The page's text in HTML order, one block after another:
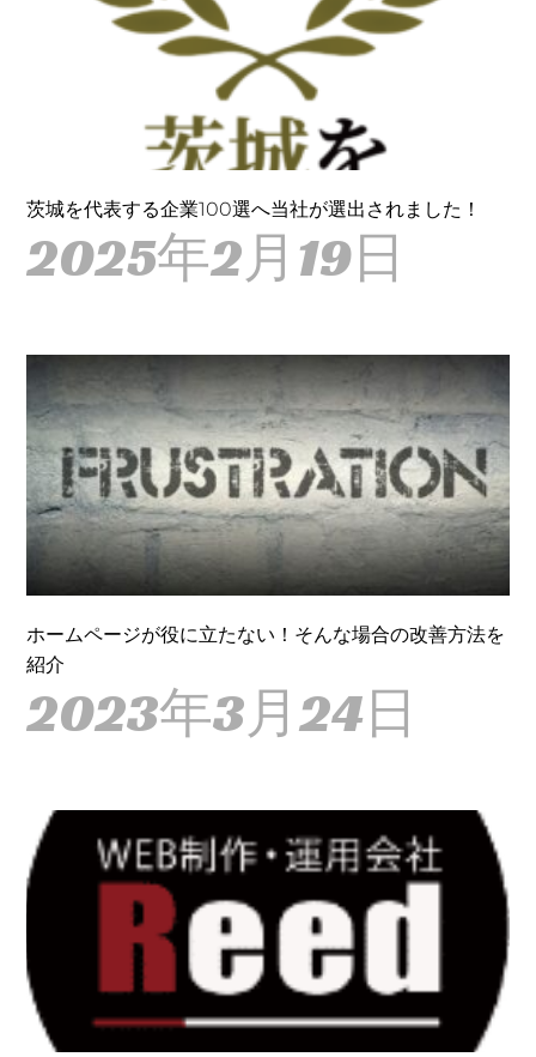
茨城を代表する企業100選へ当社が選出されました！
2025年2月19日
ホームページが役に立たない！そんな場合の改善方法を
紹介
2023年3月24日